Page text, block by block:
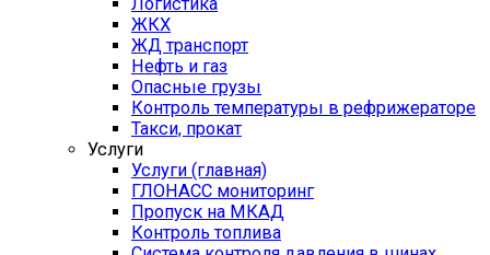
ЖКХ
ЖД транспорт
Нефть и газ
Опасные грузы
Контроль температуры в рефрижераторе
Такси, прокат
Услуги
Услуги (главная)
ГЛОНАСС мониторинг
Пропуск на МКАД
Контроль топлива